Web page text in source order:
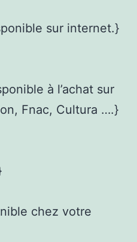
sur internet.}
à l’achat sur
Fnac, Cultura ….}
chez votre